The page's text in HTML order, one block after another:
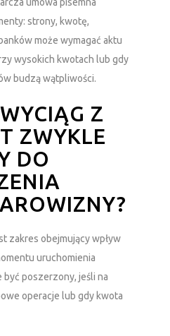
strony, kwotę,
może wymagać aktu
wysokich kwotach lub gdy
budzą wątpliwości.
Z
ZWYKLE
DO
zakres obejmujący wpływ
uruchomienia
być poszerzony, jeśli na
operacje lub gdy kwota